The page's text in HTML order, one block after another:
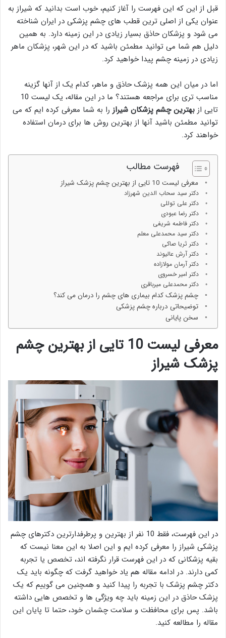
قبل از این که این فهرست را آغاز کنیم، خوب است بدانید که شیراز به
عنوان یکی از اصلی ترین قطب های چشم پزشکی در ایران شناخته
می شود و پزشکان حاذق بسیار زیادی در این زمینه دارد. به همین
دلیل هم شما می توانید مطمئن باشید که در این شهر، پزشکان ماهر
زیادی در زمینه چشم پیدا خواهید کرد.
اما در میان این همه پزشک حاذق و ماهر، کدام یک از آنها گزینه
مناسب تری برای مراجعه هستند؟ ما در این مقاله، یک لیست 10
تایی از بهترین چشم پزشکان شیراز را به شما معرفی کرده ایم که می
توانید مطمئن باشید آنها از بهترین روش ها برای درمان استفاده
خواهند کرد.
فهرست مطالب
معرفی لیست 10 تایی از بهترین چشم پزشک شیراز
دکتر سید سحاب الدین شهرزاد
دکتر علی توللی
دکتر رضا عبودی
دکتر فاطمه شریفی
دکتر سید محمدعلی معلم
دکتر ثریا صاکی
دکتر آرش عالیوند
دکتر آرمان مولازاده
دکتر امیر خسروی
دکتر محمدعلی میرباقری
چشم پزشک کدام بیماری های چشم را درمان می کند؟
توضیحاتی درباره چشم پزشکی
سخن پایانی
معرفی لیست 10 تایی از بهترین چشم
پزشک شیراز
در این فهرست، فقط 10 نفر از بهترین و پرطرفدارترین دکترهای چشم
پزشکی شیراز را معرفی کرده ایم و این اصلا به این معنا نیست که
بقیه پزشکانی که در این فهرست قرار نگرفته اند، تخصص یا تجربه
کمی دارند. در ادامه مقاله هم یاد خواهید گرفت که چگونه باید یک
دکتر چشم پزشک با تجربه را پیدا کنید و همچنین می گوییم که یک
پزشک حاذق در این زمینه باید چه ویژگی ها و تخصص هایی داشته
باشد. پس برای محافظت و سلامت چشمان خود، حتما تا پایان این
مقاله را مطالعه کنید.